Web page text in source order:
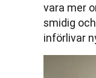
vara mer
smidig
införlivar